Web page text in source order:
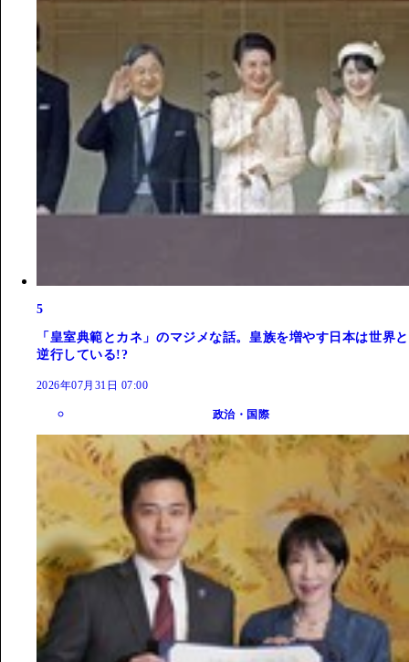
5
「皇室典範とカネ」のマジメな話。皇族を増やす日本は世界と
逆行している!?
2026年07月31日 07:00
政治・国際